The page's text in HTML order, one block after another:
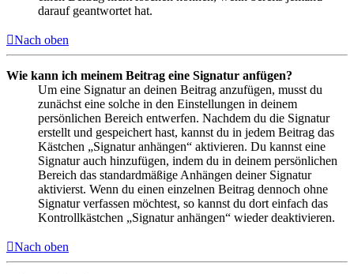
darauf geantwortet hat.
Nach oben
Wie kann ich meinem Beitrag eine Signatur anfügen?
Um eine Signatur an deinen Beitrag anzufügen, musst du
zunächst eine solche in den Einstellungen in deinem
persönlichen Bereich entwerfen. Nachdem du die Signatur
erstellt und gespeichert hast, kannst du in jedem Beitrag das
Kästchen „Signatur anhängen“ aktivieren. Du kannst eine
Signatur auch hinzufügen, indem du in deinem persönlichen
Bereich das standardmäßige Anhängen deiner Signatur
aktivierst. Wenn du einen einzelnen Beitrag dennoch ohne
Signatur verfassen möchtest, so kannst du dort einfach das
Kontrollkästchen „Signatur anhängen“ wieder deaktivieren.
Nach oben